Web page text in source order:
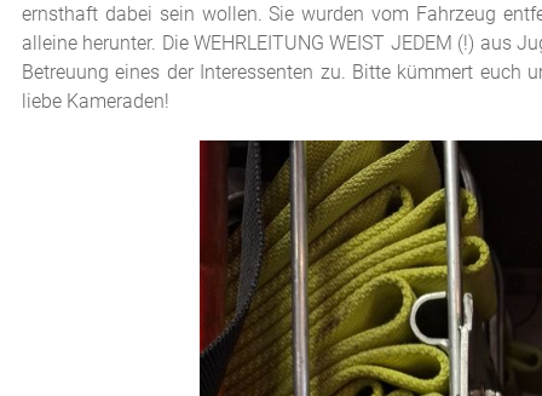
ernsthaft dabei sein wollen. Sie wurden vom Fahrzeug
alleine herunter. Die WEHRLEITUNG WEIST JEDEM (!) aus
Betreuung eines der Interessenten zu. Bitte kümmert euch
liebe Kameraden!